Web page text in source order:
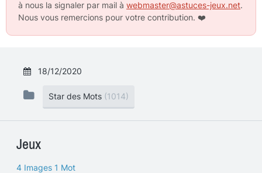
à nous la signaler par mail à webmaster@astuces-jeux.net.
Nous vous remercions pour votre contribution. ❤️
18/12/2020
Star des Mots (1014)
Jeux
4 Images 1 Mot